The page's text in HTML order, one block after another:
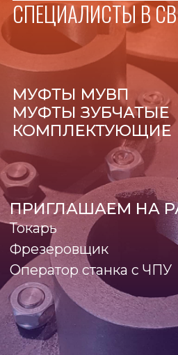
МУФТЫ МУВП
МУФТЫ ЗУБЧАТЫЕ
КОМПЛЕКТУЮЩИЕ
ПРИГЛАШАЕМ НА РАБОТУ
Токарь
Фрезеровщик
Оператор станка с ЧПУ
8-800-700-10-13